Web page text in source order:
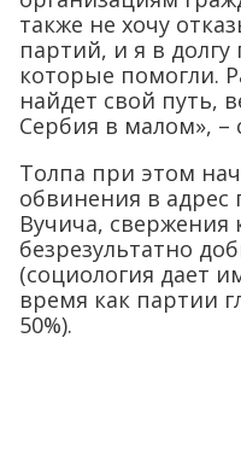
также не хочу
партий, и я в
которые помогли.
найдет свой путь,
Сербия в малом», –
Толпа при этом
обвинения в адрес
Вучича, свержения
безрезультатно
(социология дает
время как партии
50%).